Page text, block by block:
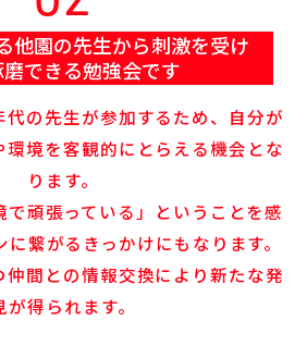
他園の先生から刺激を受け
できる勉強会です
の先生が参加するため、自分が
境を客観的にとらえる機会とな
ります。
で頑張っている」ということを感
繋がるきっかけにもなります。
間との情報交換により新たな発
が得られます。